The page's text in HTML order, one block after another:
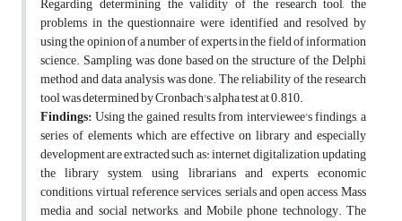
problems in the questionnaire were identified and resolved by
using the opinion of a number of experts in the field of information
science. Sampling was done based on the structure of the Delphi
method and data analysis was done. The reliability of the research
tool was determined by Cronbach's alpha test at 0.810.
Findings:Using the gained results from interviewee's findings, a
series of elements which are effective on library and especially
development are extracted such as: internet, digitalization, updating
the library system, using librarians and experts, economic
conditions, virtual reference services, serials and open access, Mass
media and social networks, and Mobile phone technology. The